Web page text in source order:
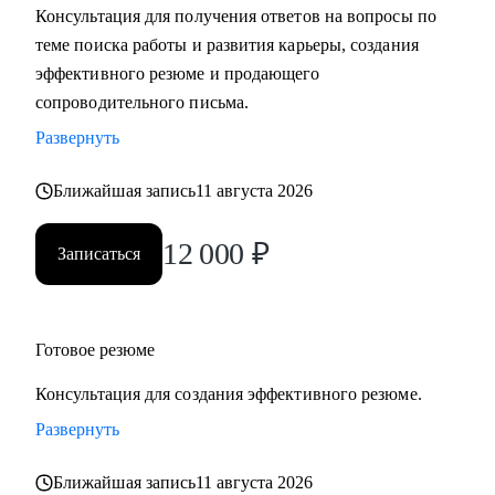
С чем помогу:
• Разработать карьерную стратегию и план перехода в IT из
других сфер.
• Определить, какие из имеющихся навыков можно
смены вектора.
• Правильно преподнести текущий опыт как в резюме, так
и в самопрезентации на интервью.
• Разобраться в рынке IT и его трендах.
Кому могу помочь:
в направлениях: Разработка, Тестирование, Техническая
поддержка, Прикладное и системное администрирование,
Системная аналитика
Консультация для получения ответов на вопросы по
теме поиска работы и развития карьеры, создания
эффективного резюме и продающего
сопроводительного письма.
Развернуть
Ближайшая запись11 августа 2026
Записаться 12 000 ₽
Готовое резюме
Консультация для создания эффективного резюме.
Развернуть
Ближайшая запись11 августа 2026